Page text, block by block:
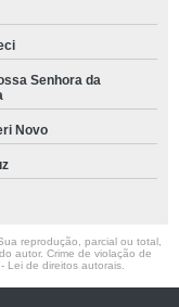
Senhora da
Novo
reprodução, parcial ou total,
autor. Crime de violação de
Lei de direitos autorais